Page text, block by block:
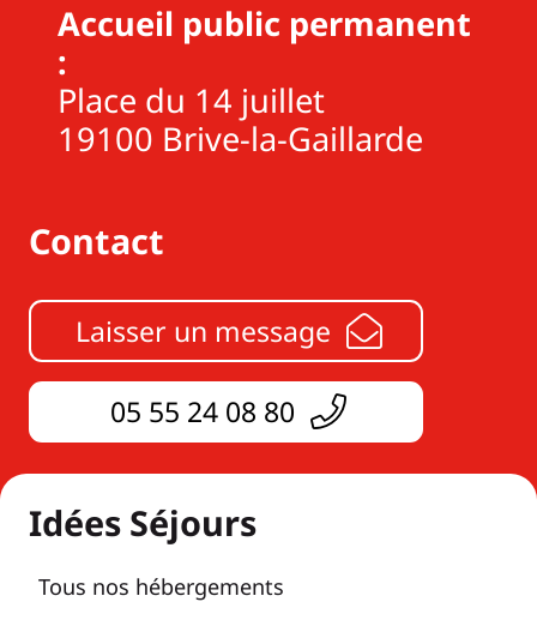
Accueil public permanent
:
Place du 14 juillet
19100 Brive-la-Gaillarde
Contact
Laisser un message
05 55 24 08 80
Idées Séjours
Tous nos hébergements